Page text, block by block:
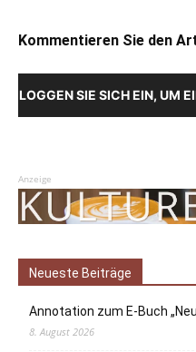
Kommentieren Sie den
LOGGEN SIE SICH EIN, UM
Anzeige
Neueste Beiträge
Annotation zum E-Buch
8. August 2026